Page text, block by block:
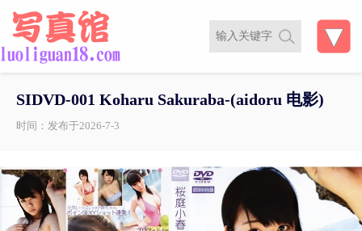
SIDVD-001 Koharu Sakuraba-(aidoru 电影)
时间：发布于2026-7-3